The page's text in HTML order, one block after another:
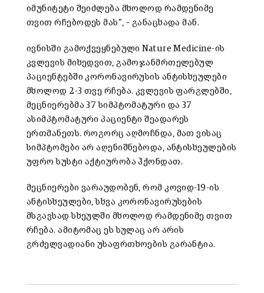
იმუნიტეტი შეიძლება მხოლოდ რამდენიმე
თვით რჩებოდეს მას”, – განაცხადა მან.
ივნისში გამოქვეყნებული Nature Medicine-ის
კვლევის მიხედვით, გამოჯანმრთელებულ
პაციენტებში კორონავირუსის ანტისხეულები
მხოლოდ 2-3 თვე რჩება. კვლევის ფარგლებში,
მეცნიერებმა 37 სიმპტომატური და 37
ასიმპტომატური პაციენტი შეადარეს
ერთმანეთს. როგორც აღმოჩნდა, მათ ვისაც
სიმპტომები არ აღენიშნებოდა, ანტისხეულების
უფრო სუსტი აქტიურობა ჰქონდათ.
მეცნიერები ვარაუდობენ, რომ კოვიდ-19-ის
ანტისხეულები, სხვა კორონავირუსების
მსგავსად სხეულში მხოლოდ რამდენიმე თვით
რჩება. ამიტომაც ეს სულაც არ არის
გრძელვადიანი უსაფრთხოების გარანტია.